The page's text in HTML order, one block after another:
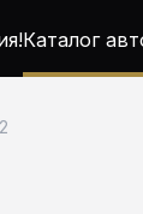
Каталог